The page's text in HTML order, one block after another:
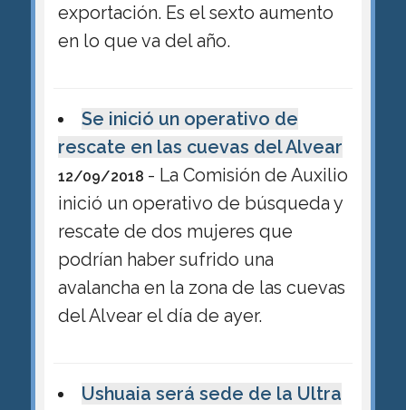
exportación. Es el sexto aumento
en lo que va del año.
Se inició un operativo de
rescate en las cuevas del Alvear
12/09/2018 - La Comisión de Auxilio
inició un operativo de búsqueda y
rescate de dos mujeres que
podrían haber sufrido una
avalancha en la zona de las cuevas
del Alvear el día de ayer.
Ushuaia será sede de la Ultra